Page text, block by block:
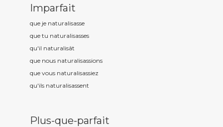
Imparfait
que je naturalisasse
que tu naturalisasses
qu'il naturalisât
que nous naturalisassions
que vous naturalisassiez
qu'ils naturalisassent
Plus-que-parfait